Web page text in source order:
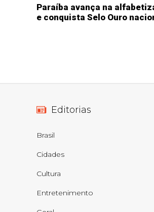
Paraíba avança na
e conquista Selo Ouro
Editorias
Brasil
Cidades
Cultura
Entretenimento